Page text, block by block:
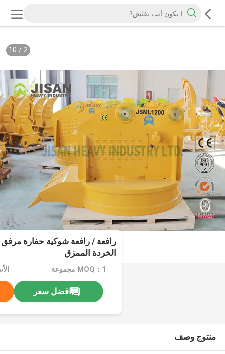
2
/
10
رافعة / رافعة شوكية حفارة
الخردة الممزق
MOQ：1 مجموعة
افضل سعر
منتوج وصف